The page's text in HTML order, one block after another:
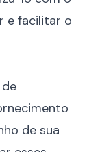
e facilitar o
de sua